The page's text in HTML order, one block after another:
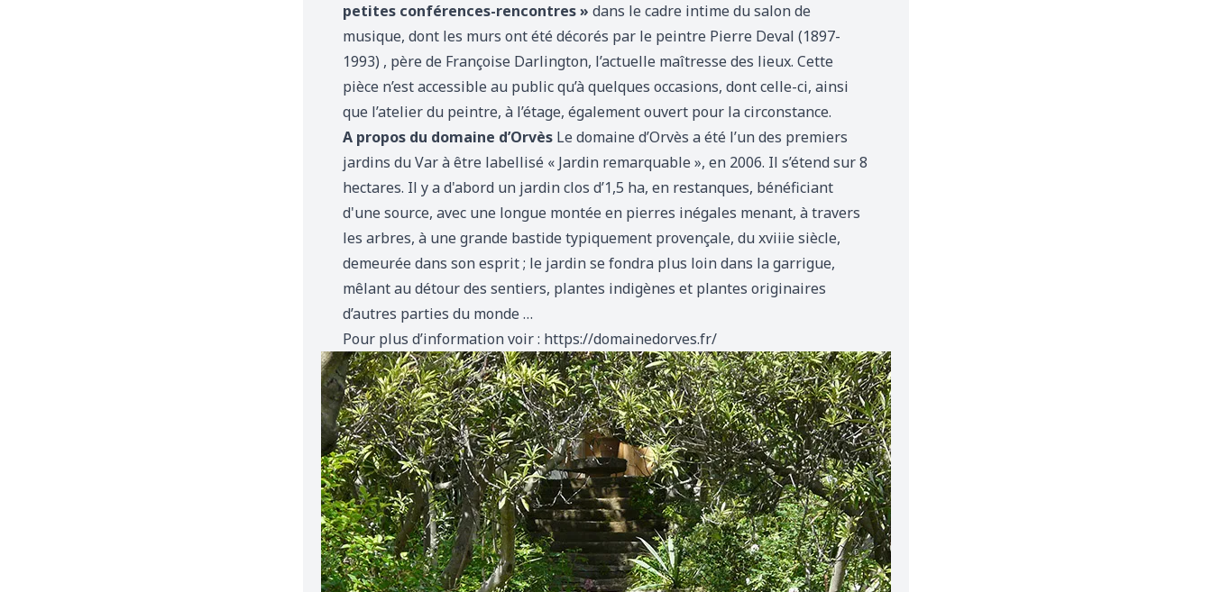
petites conférences-rencontres » dans le cadre intime du salon de
musique, dont les murs ont été décorés par le peintre Pierre Deval (1897-
1993) , père de Françoise Darlington, l’actuelle maîtresse des lieux. Cette
pièce n’est accessible au public qu’à quelques occasions, dont celle-ci, ainsi
que l’atelier du peintre, à l’étage, également ouvert pour la circonstance.
A propos du domaine d’Orvès Le domaine d’Orvès a été l’un des premiers
jardins du Var à être labellisé « Jardin remarquable », en 2006. Il s’étend sur 8
hectares. Il y a d'abord un jardin clos d’1,5 ha, en restanques, bénéficiant
d'une source, avec une longue montée en pierres inégales menant, à travers
les arbres, à une grande bastide typiquement provençale, du xviiie siècle,
demeurée dans son esprit ; le jardin se fondra plus loin dans la garrigue,
mêlant au détour des sentiers, plantes indigènes et plantes originaires
d’autres parties du monde …
Pour plus d’information voir : https://domainedorves.fr/